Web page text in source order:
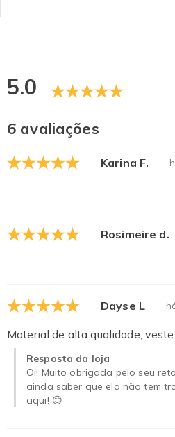
5.0
6 avaliações
Karina F.
Rosimeire d.
Dayse L
Material de alta qualidade,
Resposta da loja
Oi! Muito obrigada pelo seu
ainda saber que ela não tem
aqui! 😊